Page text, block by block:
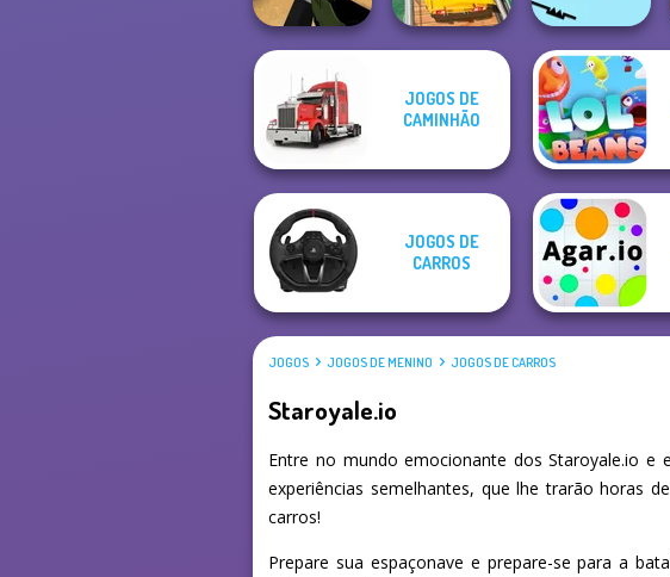
Deadshot.io
Super Hero
Driving School
Go Escape
JOGOS DE
CAMINHÃO
JOGOS DE
CARROS
JOGOS JOGOS DE MENINO JOGOS DE CARROS
Staroyale.io
Entre no mundo emocionante dos Staroyale.io e
experiências semelhantes, que lhe trarão horas
carros!
Prepare sua espaçonave e prepare-se para a